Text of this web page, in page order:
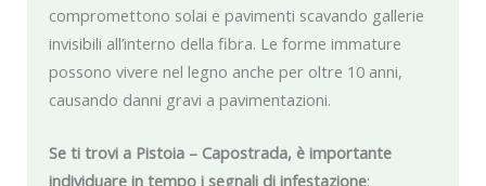
compromettono solai e pavimenti scavando gallerie
invisibili all’interno della fibra. Le forme immature
possono vivere nel legno anche per oltre 10 anni,
causando danni gravi a pavimentazioni.
Se ti trovi a Pistoia – Capostrada, è importante
individuare in tempo i segnali di infestazione: